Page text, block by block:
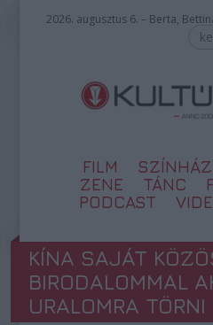
2026. augusztus 6. – Berta,
FILM SZÍNHÁZ
ZENE
TÁNC
PODCAST
KÍNA SAJÁT
BIRODALOMMAL
URALOMRA TÖRNI